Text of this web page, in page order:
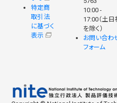
特定商
取引法
に基づく
表示
10:00 -
17:00（土日
を除く）
お問い合わ
フォーム